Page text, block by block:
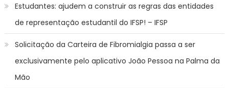
Estudantes: ajudem a construir as regras das entidades
de representação estudantil do IFSP! – IFSP
Solicitação da Carteira de Fibromialgia passa a ser
exclusivamente pelo aplicativo João Pessoa na Palma da
Mão